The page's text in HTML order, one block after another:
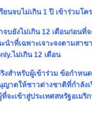
นจบไม่เกิน 1 ปี เข้าร่วมโค
ยังไม่เกิน 12 เดือนก่อนที่จ
ำที่เฉพาะเจาะจงตามสา
ไม่เกิน 12 เดือน
งสำหรับผู้เข้าร่วม ข้อกำหน
ญาตให้ชาวต่างชาติที่กำลัง
เข้าสู่ประเทศสหรัฐอเมริ